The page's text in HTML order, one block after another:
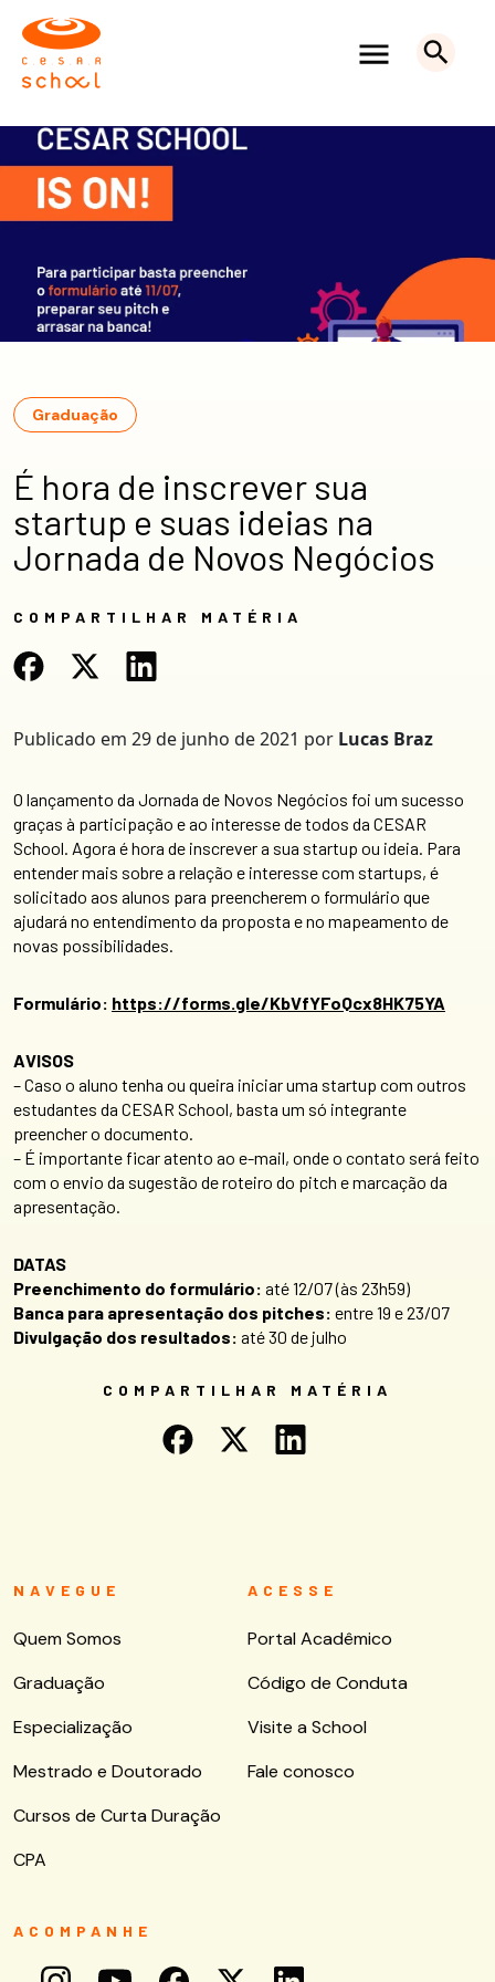
Graduação
É hora de inscrever sua
startup e suas ideias na
Jornada de Novos Negócios
COMPARTILHAR MATÉRIA
Publicado em 29 de junho de 2021 por Lucas Braz
O lançamento da Jornada de Novos Negócios foi um sucesso
graças à participação e ao interesse de todos da CESAR
School. Agora é hora de inscrever a sua startup ou ideia. Para
entender mais sobre a relação e interesse com startups, é
solicitado aos alunos para preencherem o formulário que
ajudará no entendimento da proposta e no mapeamento de
novas possibilidades.
Formulário: https://forms.gle/KbVfYFoQcx8HK75YA
AVISOS
– Caso o aluno tenha ou queira iniciar uma startup com outros
estudantes da CESAR School, basta um só integrante
preencher o documento.
– É importante ficar atento ao e-mail, onde o contato será feito
com o envio da sugestão de roteiro do pitch e marcação da
apresentação.
DATAS
Preenchimento do formulário: até 12/07 (às 23h59)
Banca para apresentação dos pitches: entre 19 e 23/07
Divulgação dos resultados: até 30 de julho
COMPARTILHAR MATÉRIA
NAVEGUE
Quem Somos
Graduação
Especialização
Mestrado e Doutorado
Cursos de Curta Duração
CPA
ACESSE
Portal Acadêmico
Código de Conduta
Visite a School
Fale conosco
ACOMPANHE